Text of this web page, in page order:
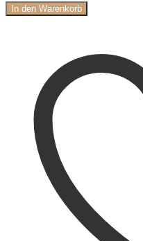
In den Warenkorb